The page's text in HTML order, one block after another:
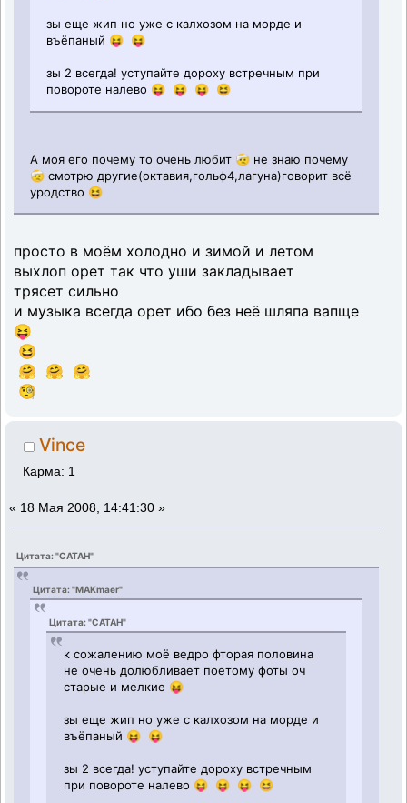
зы еще жип но уже с калхозом на морде и
въёпаный 😝 😝
зы 2 всегда! уступайте дороху встречным при
повороте налево 😝 😝 😝 😆
А моя его почему то очень любит 🤕 не знаю почему
🤕 смотрю другие(октавия,гольф4,лагуна)говорит всё
уродство 😆
просто в моём холодно и зимой и летом
выхлоп орет так что уши закладывает
трясет сильно
и музыка всегда орет ибо без неё шляпа вапще
😝
😆
🤗 🤗 🤗
🧐
Vince
Карма: 1
« 18 Мая 2008, 14:41:30 »
Цитата: "CATAH"
Цитата: "MAKmaer"
Цитата: "CATAH"
к сожалению моё ведро фторая половина
не очень долюбливает поетому фоты оч
старые и мелкие 😝
зы еще жип но уже с калхозом на морде и
въёпаный 😝 😝
зы 2 всегда! уступайте дороху встречным
при повороте налево 😝 😝 😝 😆